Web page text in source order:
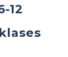
12